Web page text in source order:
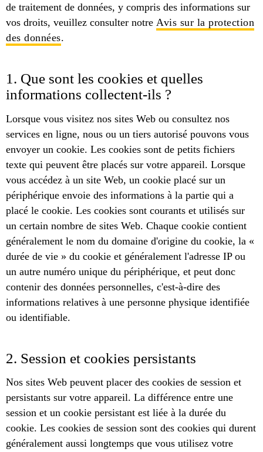
de traitement de données, y compris des informations sur
vos droits, veuillez consulter notre Avis sur la protection
des données.
1. Que sont les cookies et quelles
informations collectent-ils ?
Lorsque vous visitez nos sites Web ou consultez nos
services en ligne, nous ou un tiers autorisé pouvons vous
envoyer un cookie. Les cookies sont de petits fichiers
texte qui peuvent être placés sur votre appareil. Lorsque
vous accédez à un site Web, un cookie placé sur un
périphérique envoie des informations à la partie qui a
placé le cookie. Les cookies sont courants et utilisés sur
un certain nombre de sites Web. Chaque cookie contient
généralement le nom du domaine d'origine du cookie, la «
durée de vie » du cookie et généralement l'adresse IP ou
un autre numéro unique du périphérique, et peut donc
contenir des données personnelles, c'est-à-dire des
informations relatives à une personne physique identifiée
ou identifiable.
2. Session et cookies persistants
Nos sites Web peuvent placer des cookies de session et
persistants sur votre appareil. La différence entre une
session et un cookie persistant est liée à la durée du
cookie. Les cookies de session sont des cookies qui durent
généralement aussi longtemps que vous utilisez votre